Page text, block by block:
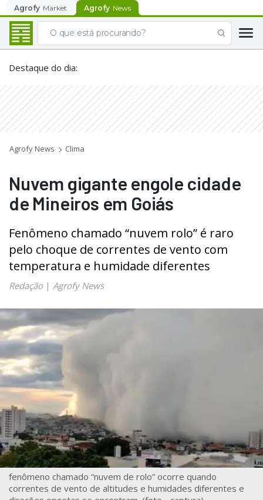
Agrofy Market Agrofy News
Destaque do dia:
Agrofy News Clima
Nuvem gigante engole cidade
de Mineiros em Goiás
Fenômeno chamado “nuvem rolo” é raro
pelo choque de correntes de vento com
temperatura e humidade diferentes
Redação| Agrofy News
fenômeno chamado “nuvem de rolo” ocorre quando
correntes de vento de altitudes e humidades diferentes e